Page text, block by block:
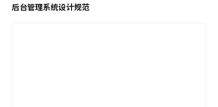
后台管理系统设计规范